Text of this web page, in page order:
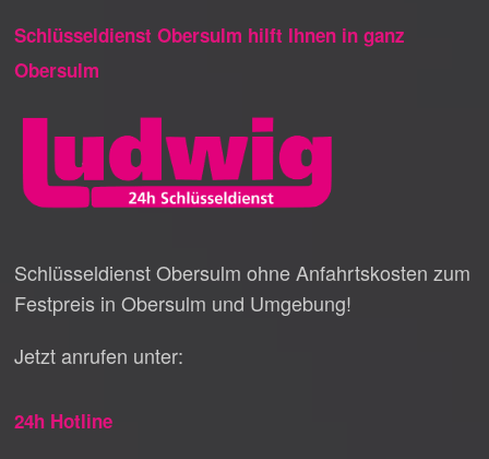
Schlüsseldienst Obersulm hilft Ihnen in ganz
Obersulm
Schlüsseldienst Obersulm ohne Anfahrtskosten zum
Festpreis in Obersulm und Umgebung!
Jetzt anrufen unter:
24h Hotline